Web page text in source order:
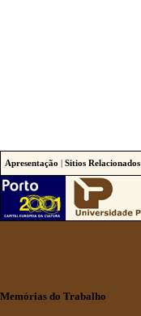
Apresentação | Sitios Relacionados
Memórias do Trabalho